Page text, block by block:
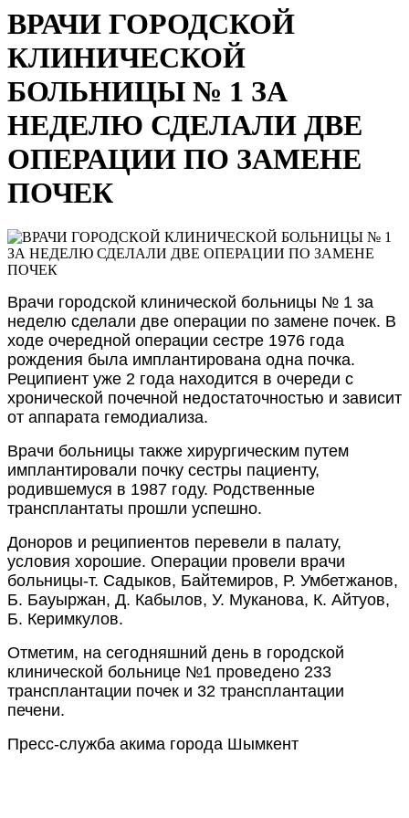
ВРАЧИ ГОРОДСКОЙ
КЛИНИЧЕСКОЙ
БОЛЬНИЦЫ № 1 ЗА
НЕДЕЛЮ СДЕЛАЛИ ДВЕ
ОПЕРАЦИИ ПО ЗАМЕНЕ
ПОЧЕК
Врачи городской клинической больницы № 1 за
неделю сделали две операции по замене почек. В
ходе очередной операции сестре 1976 года
рождения была имплантирована одна почка.
Реципиент уже 2 года находится в очереди с
хронической почечной недостаточностью и зависит
от аппарата гемодиализа.
Врачи больницы также хирургическим путем
имплантировали почку сестры пациенту,
родившемуся в 1987 году. Родственные
трансплантаты прошли успешно.
Доноров и реципиентов перевели в палату,
условия хорошие. Операции провели врачи
больницы-т. Садыков, Байтемиров, Р. Умбетжанов,
Б. Бауыржан, Д. Кабылов, У. Муканова, К. Айтуов,
Б. Керимкулов.
Отметим, на сегодняшний день в городской
клинической больнице №1 проведено 233
трансплантации почек и 32 трансплантации
печени.
Пресс-служба акима города Шымкент